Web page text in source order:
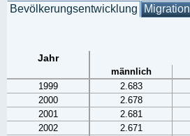
Bevölkerungsentwicklung
Jahr
männlich
1999
2.683
2000
2.678
2001
2.681
2002
2.671